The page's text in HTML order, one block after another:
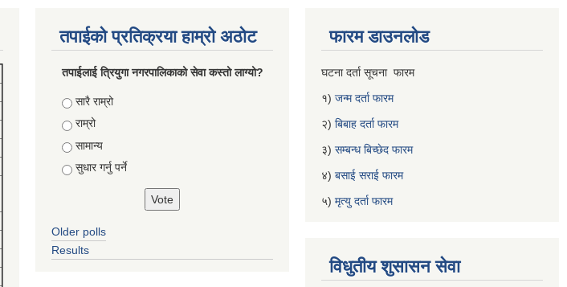
तपाईको प्रतिक्रया हाम्रो अठोट
तपाईलाई त्रियुगा नगरपालिकाको सेवा कस्तो लाग्यो?
Choices
सारै राम्रो
राम्रो
सामान्य
सुधार गर्नु पर्ने
Older polls
Results
फारम डाउनलोड
घटना दर्ता सूचना फारम
१) जन्म दर्ता फारम
२) बिबाह दर्ता फारम
३) सम्बन्ध बिच्छेद फारम
४) बसाई सराई फारम
५) मृत्यु दर्ता फारम
विधुतीय शुसासन सेवा